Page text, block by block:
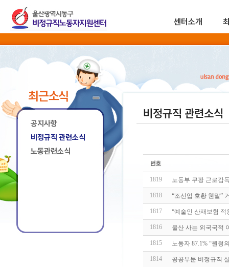
센터소개
최근소식
공지사항
비정규직 관련소식
노동관련소식
비정규직 관련소식
1819 노동부 쿠팡 근로감
1818 “조선업 호황 웬말”
1817 “예술인 산재보험
1816 울산 사는 외국국적
1815 노동자 87.1% “원청
1814 공공부문 비정규직